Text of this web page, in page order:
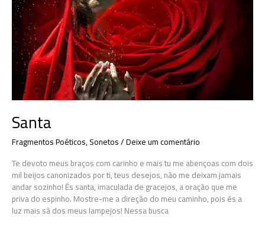
Santa
Fragmentos Poéticos,Sonetos/Deixe um comentário
Te devoto meus braços com carinho e mais tu me abençoas com dois
mil beijos canonizados por ti, teus desejos, não me deixam jamais
andar sozinho! És santa, imaculada de gracejos, a oração que me
priva do espinho. Mostre-me a direção do meu caminho, pois és a
luz mais sã dos meus lampejos! Nessa busca